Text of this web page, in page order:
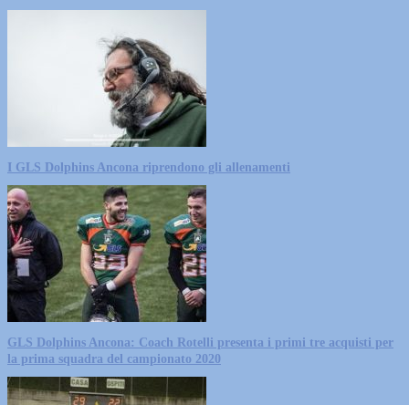
I GLS Dolphins Ancona riprendono gli allenamenti
GLS Dolphins Ancona: Coach Rotelli presenta i primi tre acquisti per
la prima squadra del campionato 2020